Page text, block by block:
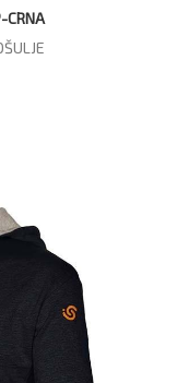
CRNA